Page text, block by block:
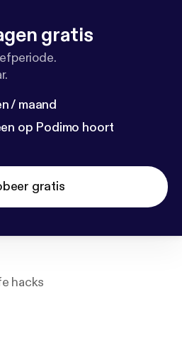
gratis
/ maand
op Podimo hoort
gratis
hacks